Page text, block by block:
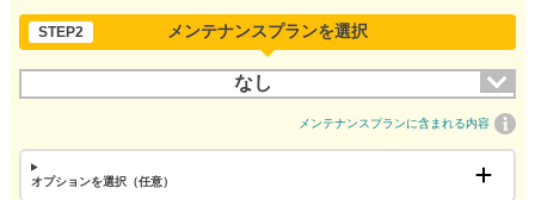
STEP2 メンテナンスプランを選択
なし
メンテナンスプランに含まれる内容
オプションを選択（任意）